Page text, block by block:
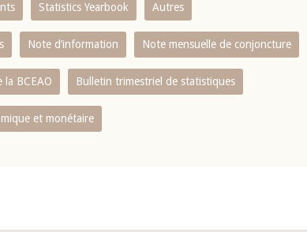
Statistics Yearbook Autres
Note d’information Note mensuelle de conjoncture
la BCEAO Bulletin trimestriel de statistiques
et monétaire